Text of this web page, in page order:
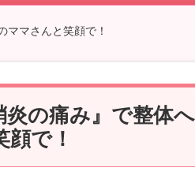
ママさんと笑顔で！
炎の痛み』で整体
で！